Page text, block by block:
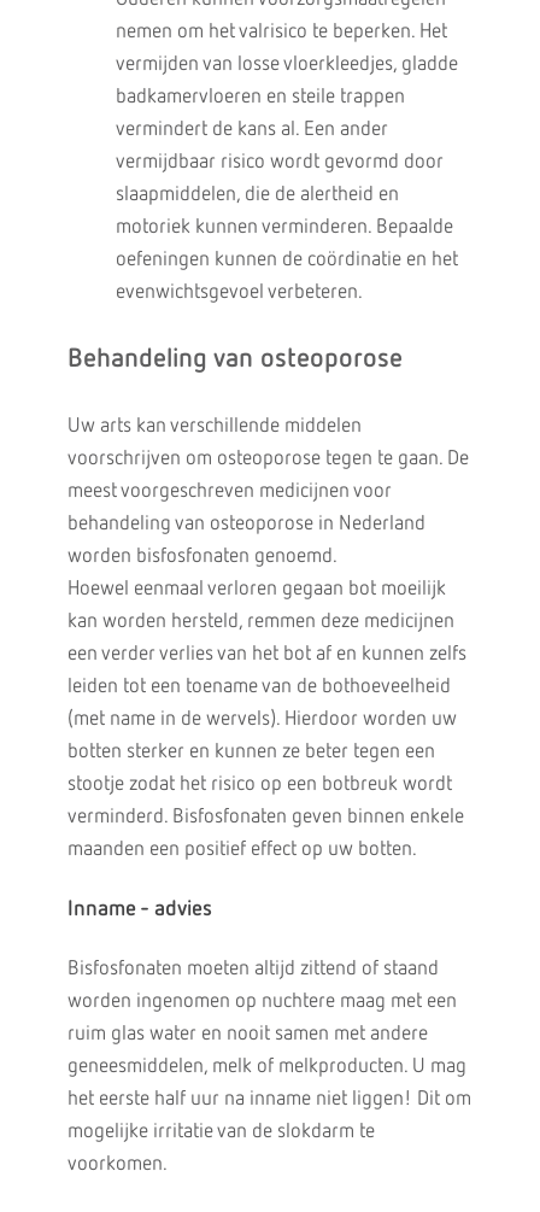
nemen om het valrisico te beperken. Het
vermijden van losse vloerkleedjes, gladde
badkamervloeren en steile trappen
vermindert de kans al. Een ander
vermijdbaar risico wordt gevormd door
slaapmiddelen, die de alertheid en
motoriek kunnen verminderen. Bepaalde
oefeningen kunnen de coördinatie en het
evenwichtsgevoel verbeteren.
Behandeling van osteoporose
Uw arts kan verschillende middelen
voorschrijven om osteoporose tegen te gaan. De
meest voorgeschreven medicijnen voor
behandeling van osteoporose in Nederland
worden bisfosfonaten genoemd.
Hoewel eenmaal verloren gegaan bot moeilijk
kan worden hersteld, remmen deze medicijnen
een verder verlies van het bot af en kunnen zelfs
leiden tot een toename van de bothoeveelheid
(met name in de wervels). Hierdoor worden uw
botten sterker en kunnen ze beter tegen een
stootje zodat het risico op een botbreuk wordt
verminderd. Bisfosfonaten geven binnen enkele
maanden een positief effect op uw botten.
Inname - advies
Bisfosfonaten moeten altijd zittend of staand
worden ingenomen op nuchtere maag met een
ruim glas water en nooit samen met andere
geneesmiddelen, melk of melkproducten. U mag
het eerste half uur na inname niet liggen! Dit om
mogelijke irritatie van de slokdarm te
voorkomen.